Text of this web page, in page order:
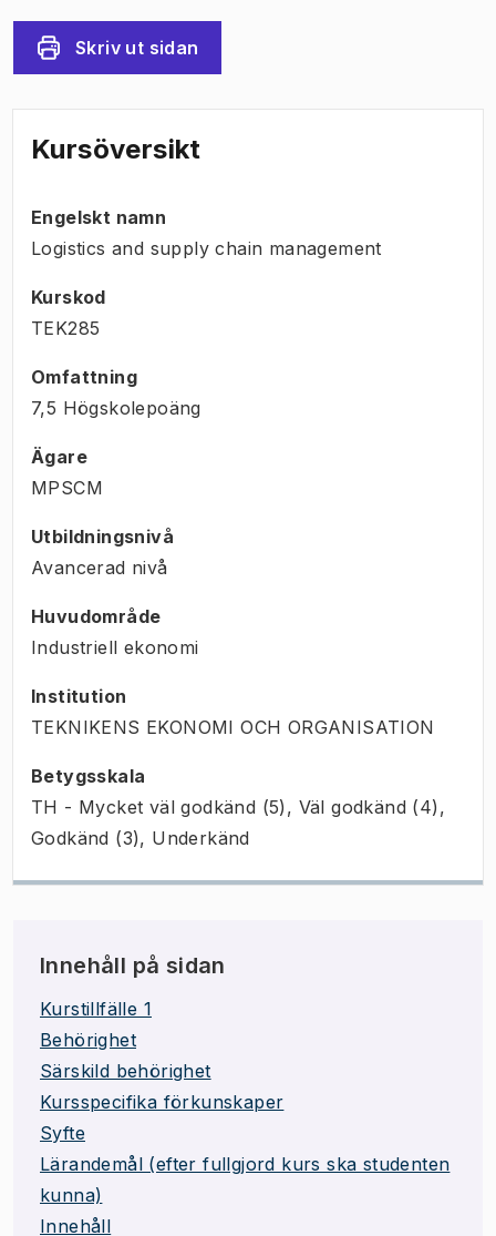
Skriv ut sidan
Kursöversikt
Engelskt namn
Logistics and supply chain management
Kurskod
TEK285
Omfattning
7,5 Högskolepoäng
Ägare
MPSCM
Utbildningsnivå
Avancerad nivå
Huvudområde
Industriell ekonomi
Institution
TEKNIKENS EKONOMI OCH ORGANISATION
Betygsskala
TH - Mycket väl godkänd (5), Väl godkänd (4),
Godkänd (3), Underkänd
Innehåll på sidan
Kurstillfälle 1
Behörighet
Särskild behörighet
Kursspecifika förkunskaper
Syfte
Lärandemål (efter fullgjord kurs ska studenten
kunna)
Innehåll